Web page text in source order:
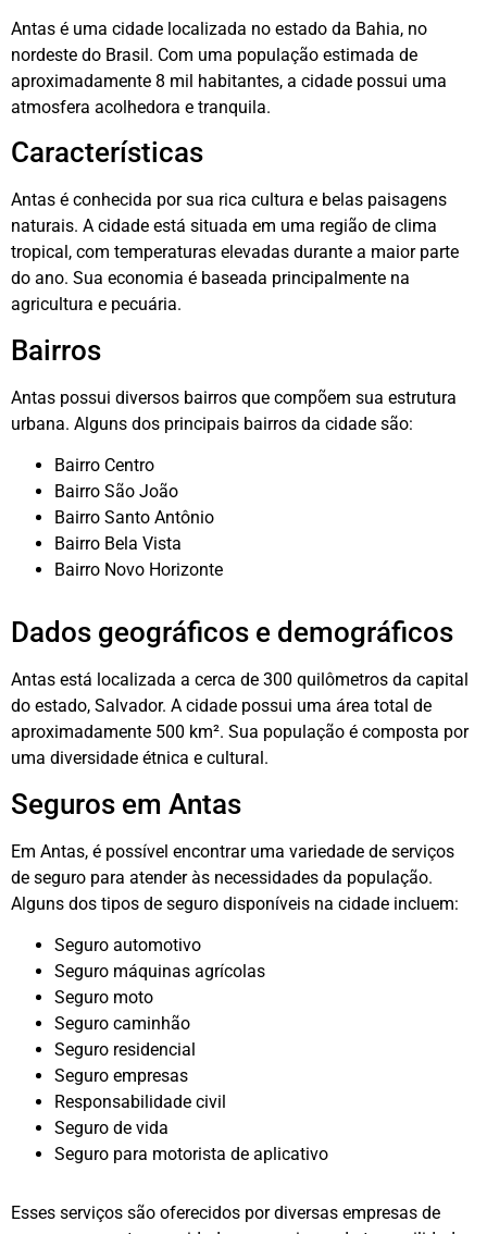
Antas é uma cidade localizada no estado da Bahia, no
nordeste do Brasil. Com uma população estimada de
aproximadamente 8 mil habitantes, a cidade possui uma
atmosfera acolhedora e tranquila.
Características
Antas é conhecida por sua rica cultura e belas paisagens
naturais. A cidade está situada em uma região de clima
tropical, com temperaturas elevadas durante a maior parte
do ano. Sua economia é baseada principalmente na
agricultura e pecuária.
Bairros
Antas possui diversos bairros que compõem sua estrutura
urbana. Alguns dos principais bairros da cidade são:
Bairro Centro
Bairro São João
Bairro Santo Antônio
Bairro Bela Vista
Bairro Novo Horizonte
Dados geográficos e demográficos
Antas está localizada a cerca de 300 quilômetros da capital
do estado, Salvador. A cidade possui uma área total de
aproximadamente 500 km². Sua população é composta por
uma diversidade étnica e cultural.
Seguros em Antas
Em Antas, é possível encontrar uma variedade de serviços
de seguro para atender às necessidades da população.
Alguns dos tipos de seguro disponíveis na cidade incluem:
Seguro automotivo
Seguro máquinas agrícolas
Seguro moto
Seguro caminhão
Seguro residencial
Seguro empresas
Responsabilidade civil
Seguro de vida
Seguro para motorista de aplicativo
Esses serviços são oferecidos por diversas empresas de